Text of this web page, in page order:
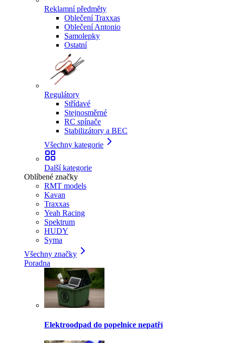
Reklamní předměty
Oblečení Traxxas
Oblečení Antonio
Samolepky
Ostatní
Regulátory
Střídavé
Stejnosměrné
RC spínače
Stabilizátory a BEC
Všechny kategorie
Další kategorie
Oblíbené značky
RMT models
Kavan
Traxxas
Yeah Racing
Spektrum
HUDY
Syma
Všechny značky
Poradna
Elektroodpad do popelnice nepatří